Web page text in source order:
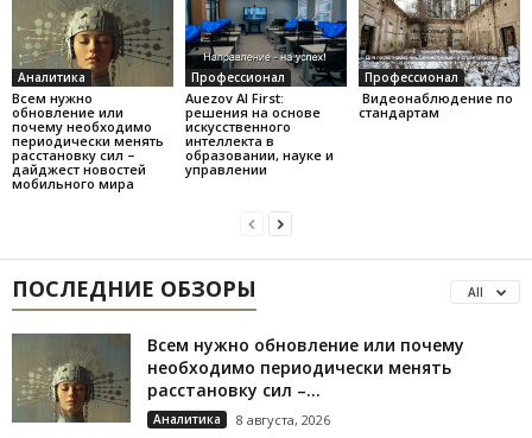
Аналитика
Всем нужно
обновление или
почему необходимо
периодически менять
расстановку сил –
дайджест новостей
мобильного мира
Профессионал
Auezov AI First:
решения на основе
искусственного
интеллекта в
образовании, науке и
управлении
Профессионал
Видеонаблюдение по
стандартам
ПОСЛЕДНИЕ ОБЗОРЫ All
Всем нужно обновление или почему
необходимо периодически менять
расстановку сил –...
Аналитика 8 августа, 2026